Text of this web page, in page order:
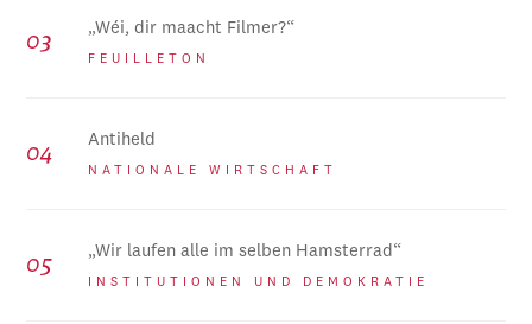
„Wéi, dir maacht Filmer?“
FEUILLETON
Antiheld
NATIONALE WIRTSCHAFT
„Wir laufen alle im selben Hamsterrad“
INSTITUTIONEN UND DEMOKRATIE